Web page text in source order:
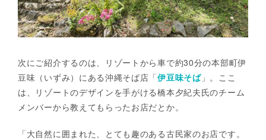
次にご紹介するのは、リゾートから車で約30分の本部町伊
豆味（いずみ）にある沖縄そば店「伊豆味そば」。ここ
は、リゾートのデザインを手がける橋本夕紀夫氏のチーム
メンバーから教えてもらったお店だとか。
「大自然に囲まれた、とても趣のある古民家のお店です。